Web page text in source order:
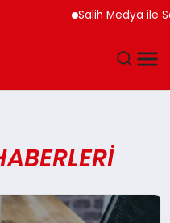
Salih Medya ile